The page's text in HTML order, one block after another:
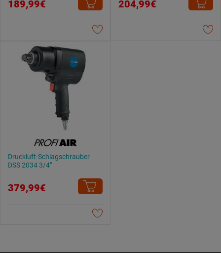
189,99€ 204,99€
Druckluft-Schlagschrauber
DSS 2034 3/4"
379,99€